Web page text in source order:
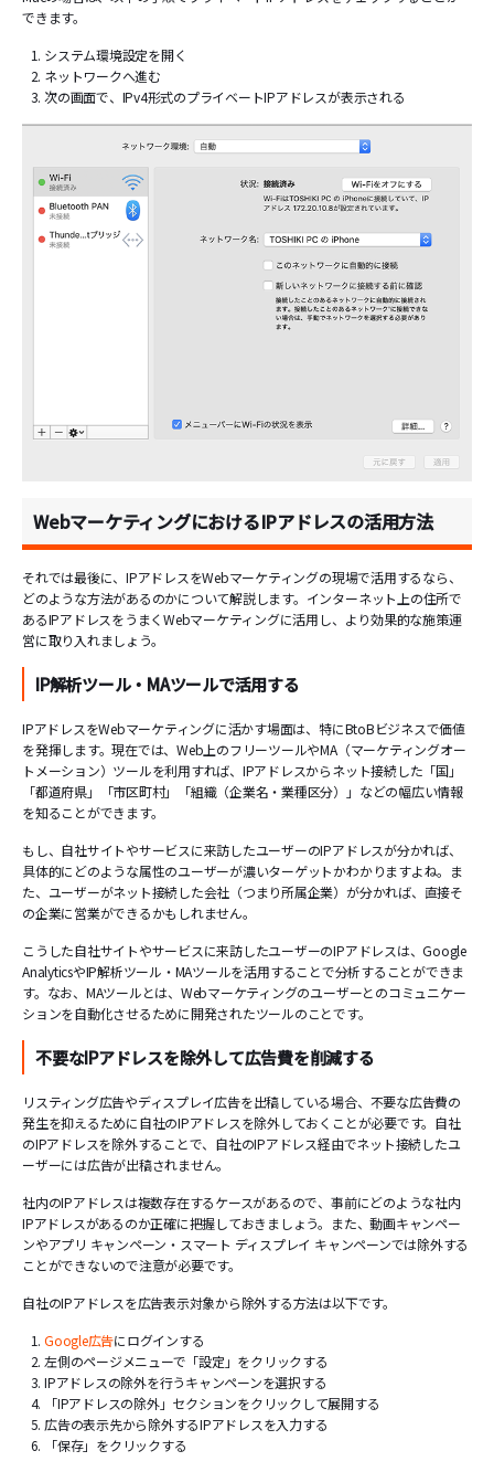
できます。
システム環境設定を開く
ネットワークへ進む
次の画面で、IPv4形式のプライベートIPアドレスが表示される
WebマーケティングにおけるIPアドレスの活用方法
それでは最後に、IPアドレスをWebマーケティングの現場で活用するなら、
どのような方法があるのかについて解説します。インターネット上の住所で
あるIPアドレスをうまくWebマーケティングに活用し、より効果的な施策運
営に取り入れましょう。
IP解析ツール・MAツールで活用する
IPアドレスをWebマーケティングに活かす場面は、特にBtoBビジネスで価値
を発揮します。現在では、Web上のフリーツールやMA（マーケティングオー
トメーション）ツールを利用すれば、IPアドレスからネット接続した「国」
「都道府県」「市区町村」「組織（企業名・業種区分）」などの幅広い情報
を知ることができます。
もし、自社サイトやサービスに来訪したユーザーのIPアドレスが分かれば、
具体的にどのような属性のユーザーが濃いターゲットかわかりますよね。ま
た、ユーザーがネット接続した会社（つまり所属企業）が分かれば、直接そ
の企業に営業ができるかもしれません。
こうした自社サイトやサービスに来訪したユーザーのIPアドレスは、Google
AnalyticsやIP解析ツール・MAツールを活用することで分析することができま
す。なお、MAツールとは、Webマーケティングのユーザーとのコミュニケー
ションを自動化させるために開発されたツールのことです。
不要なIPアドレスを除外して広告費を削減する
リスティング広告やディスプレイ広告を出稿している場合、不要な広告費の
発生を抑えるために自社のIPアドレスを除外しておくことが必要です。自社
のIPアドレスを除外することで、自社のIPアドレス経由でネット接続したユ
ーザーには広告が出稿されません。
社内のIPアドレスは複数存在するケースがあるので、事前にどのような社内
IPアドレスがあるのか正確に把握しておきましょう。また、動画キャンペー
ンやアプリ キャンペーン・スマート ディスプレイ キャンペーンでは除外する
ことができないので注意が必要です。
自社のIPアドレスを広告表示対象から除外する方法は以下です。
Google広告にログインする
左側のページメニューで「設定」をクリックする
IPアドレスの除外を行うキャンペーンを選択する
「IPアドレスの除外」セクションをクリックして展開する
広告の表示先から除外するIPアドレスを入力する
「保存」をクリックする